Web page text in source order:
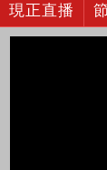
現正直播